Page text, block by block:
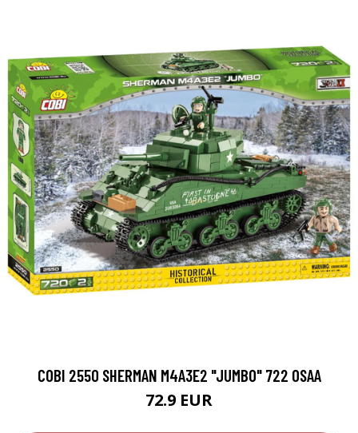
COBI 2550 SHERMAN M4A3E2 "JUMBO" 722 OSAA
72.9 EUR